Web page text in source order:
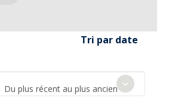
Tri par date
Du plus récent au plus ancien